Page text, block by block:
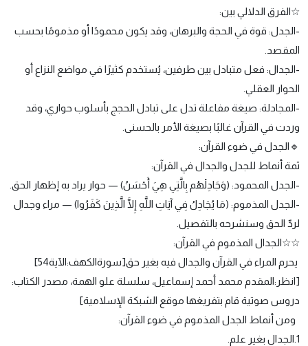
☆الفرق الدلالي بين:
-الجدل: قوة في الحجة والبرهان، وقد يكون محمودًا أو مذمومًا بحسب
المقصد.
-الجدال: فعل متبادل بين طرفين، يُستخدم كثيرًا في مواضع النزاع أو
الحوار العقلي.
-المجادلة: صيغة مفاعلة تدل على تبادل الحجج بأسلوب حواري، وقد
وردت في القرآن غالبًا بصيغة الأمر بالحسنى.
🔹الجدل في ضوء القرآن:
ثمة أنماط للجدل والجدال في القرآن:
-الجدل المحمود: (وَجَادِلْهُم بِالَّتِي هِيَ أَحْسَنُ) — حوار يراد به إظهار الحق.
-الجدل المذموم: (مَا يُجَادِلُ فِي آيَاتِ اللَّهِ إِلَّا الَّذِينَ كَفَرُوا) — مراء وجدال
لردّ الحق وسنشرحه بالتفصيل.
☆☆الجدال المذموم في القرآن:
يحرم المراء في القرآن والجدال فيه بغير حق[سورةالكهف:الآية54]
[انظر:المقدم محمد أحمد إسماعيل، سلسلة علو الهمة، مصدر الكتاب:
دروس صوتية قام بتفريغها موقع الشبكة الإسلامية]
ومن أنماط الجدل المذموم في ضوء القرآن:
1.الجدال بغير علم.